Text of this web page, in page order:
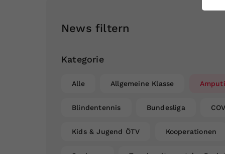
News filtern
Kategorie
Alle Allgemeine Klasse
Blindentennis Bundesliga
Kids & Jugend ÖTV Kooperationen